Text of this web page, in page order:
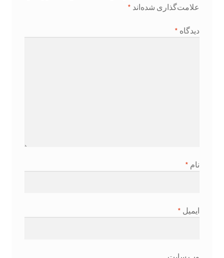
علامت‌گذاری شده‌اند *
دیدگاه *
نام *
ایمیل *